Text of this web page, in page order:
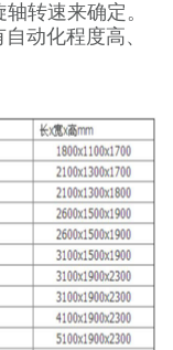
转速来确定。
动化程度高、